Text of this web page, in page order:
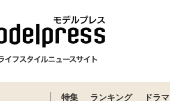
特集 ランキング ドラマ